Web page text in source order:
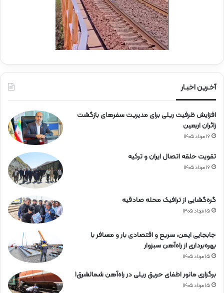
آخـرین اخبـار
افزایش ظرفیت ریلی برای مدیریت سفرهای بازگشت
زائران اربعین
۱۶ مرداد ۱۴۰۵
تقویت حلقه اتصال ایران و ترکیه
۱۶ مرداد ۱۴۰۵
گره‌گشایی از ترافیک محله صادقیه
۱۵ مرداد ۱۴۰۵
جابجایی ایمن، سریع و اقتصادی بار و مسافر با
بهره‌برداری از راه‌آهن سبزوار
۱۵ مرداد ۱۴۰۵
برگزاری مانور اطفای حریق ریلی در راه‌آهن شمالشرق۱
۱۵ مرداد ۱۴۰۵